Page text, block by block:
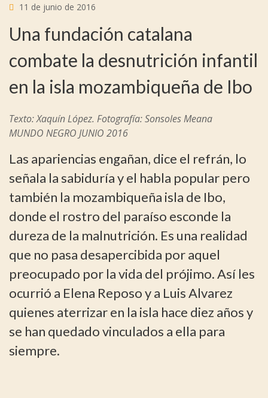
11 de junio de 2016
Una fundación catalana
combate la desnutrición infantil
en la isla mozambiqueña de Ibo
Texto: Xaquín López. Fotografía: Sonsoles Meana
MUNDO NEGRO JUNIO 2016
Las apariencias engañan, dice el refrán, lo
señala la sabiduría y el habla popular pero
también la mozambiqueña isla de Ibo,
donde el rostro del paraíso esconde la
dureza de la malnutrición. Es una realidad
que no pasa desapercibida por aquel
preocupado por la vida del prójimo. Así les
ocurrió a Elena Reposo y a Luis Alvarez
quienes aterrizar en la isla hace diez años y
se han quedado vinculados a ella para
siempre.